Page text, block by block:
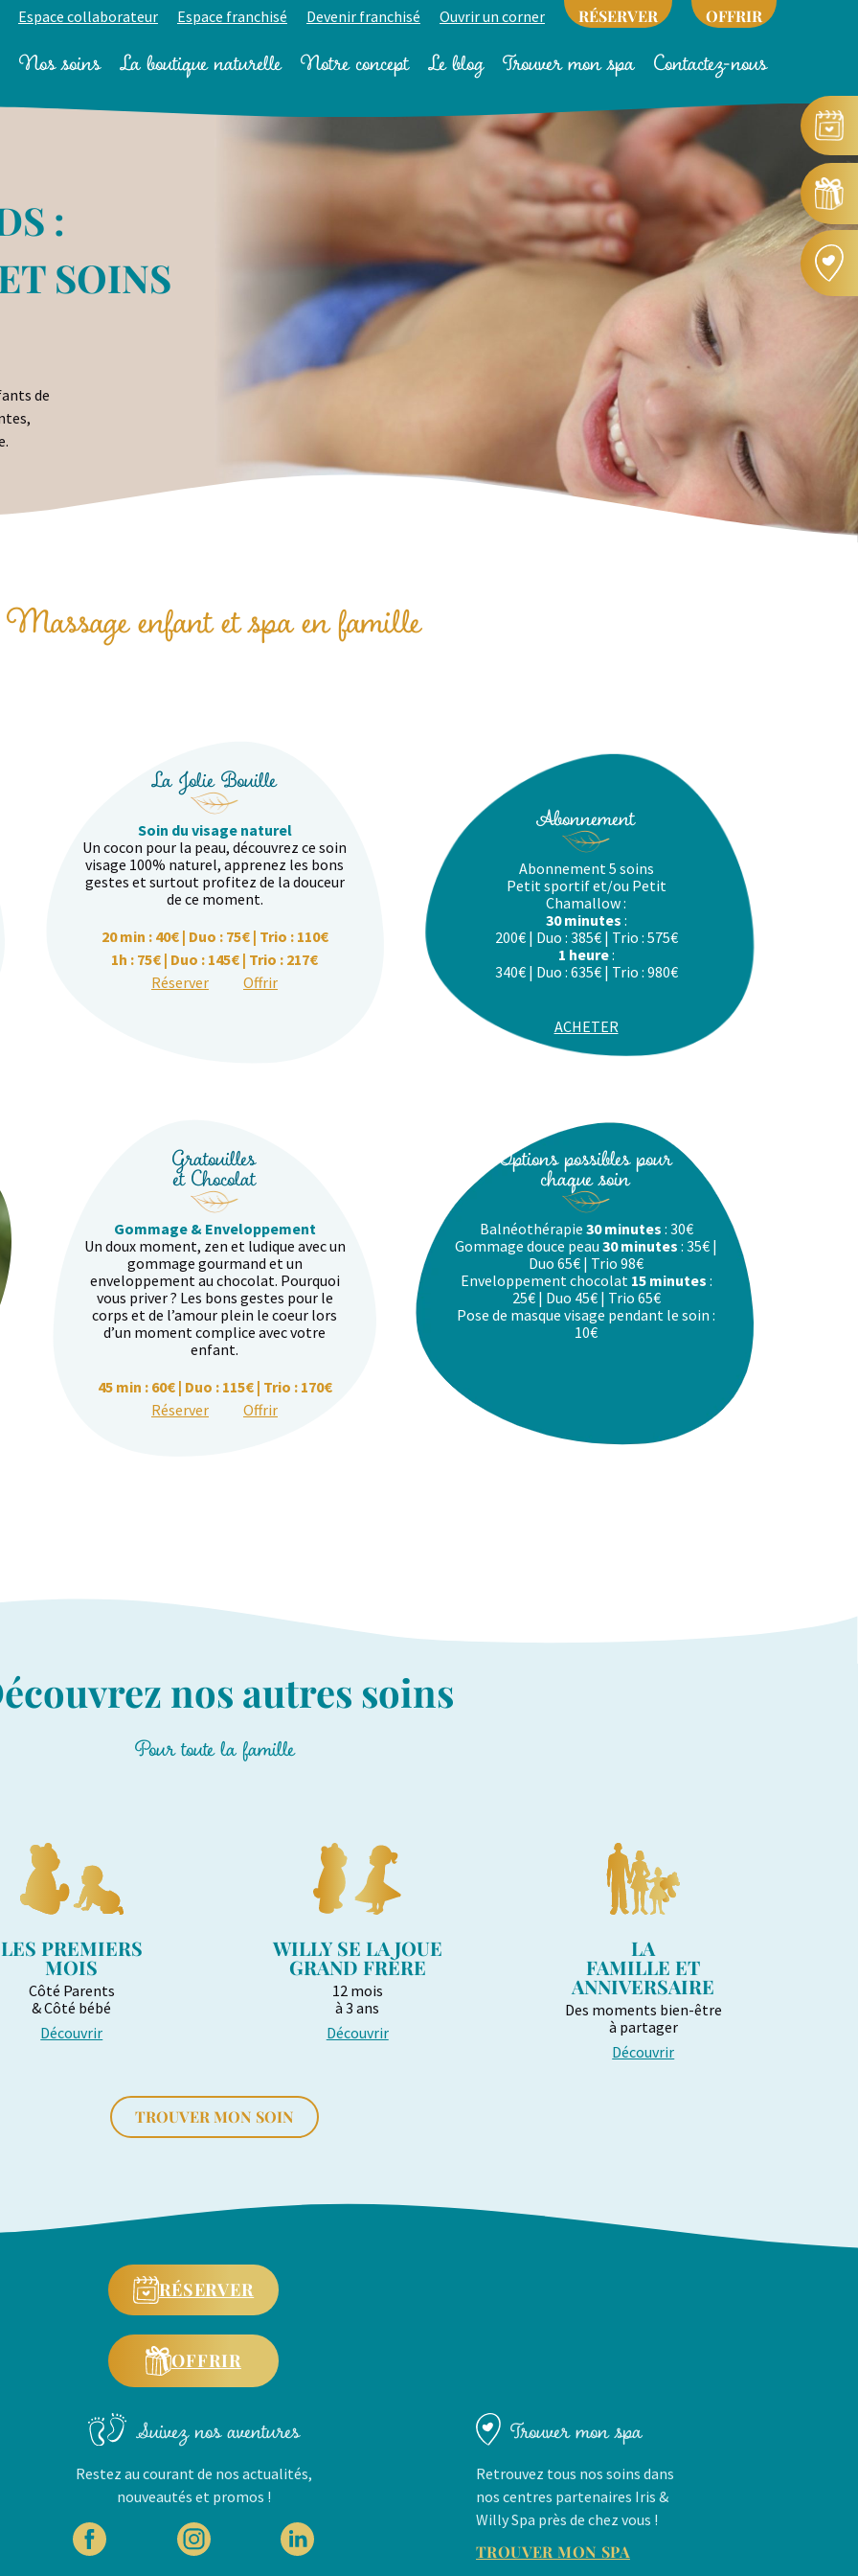
Espace collaborateur Espace franchisé Devenir franchisé Ouvrir un corner RÉSERVER OFFRIR
Nos soins La boutique naturelle Notre concept Le blog Trouver mon spa Contactez-nous
:
SOINS
de
enfant et spa en famille
La Jolie Bouille
Soin du visage naturel
Un cocon pour la peau, découvrez ce soin
visage 100% naturel, apprenez les bons
gestes et surtout profitez de la douceur
de ce moment.
20 min : 40€ | Duo : 75€ | Trio : 110€
1h : 75€ | Duo : 145€ | Trio : 217€
Réserver
Offrir
Abonnement
Abonnement 5 soins
Petit sportif et/ou Petit
Chamallow :
30 minutes :
200€ | Duo : 385€ | Trio : 575€
1 heure:
340€ | Duo : 635€ | Trio : 980€
ACHETER
Gratouilles
et Chocolat
Gommage & Enveloppement
Un doux moment, zen et ludique avec un
gommage gourmand et un
enveloppement au chocolat. Pourquoi
vous priver ? Les bons gestes pour le
corps et de l’amour plein le coeur lors
d’un moment complice avec votre
enfant.
45 min : 60€ | Duo : 115€ | Trio : 170€
Réserver
Offrir
Options possibles pour
chaque soin
Balnéothérapie 30 minutes : 30€
Gommage douce peau 30 minutes : 35€ |
Duo 65€ | Trio 98€
Enveloppement chocolat 15 minutes :
25€ | Duo 45€ | Trio 65€
Pose de masque visage pendant le soin :
10€
nos autres soins
Pour toute la famille
LES PREMIERS
MOIS
Côté Parents
& Côté bébé
Découvrir
WILLY SE LA JOUE
GRAND FRÈRE
12 mois
à 3 ans
Découvrir
LA
FAMILLE ET
ANNIVERSAIRE
Des moments bien-être
à partager
Découvrir
TROUVER MON SOIN
RÉSERVER
OFFRIR
Suivez nos aventures
Restez au courant de nos actualités,
nouveautés et promos !
Trouver mon spa
Retrouvez tous nos soins dans
nos centres partenaires Iris &
Willy Spa près de chez vous !
TROUVER MON SPA